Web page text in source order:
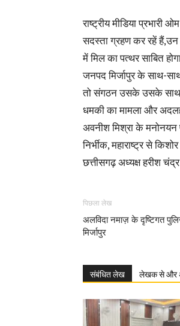
राष्ट्रीय मीडिया
सदस्ता ग्रहण कर रहें हैं,उन
में मिल का पत्थर साबित
जनपद मिर्जापुर के साथ-
तो संगठन उसके उसके साथ
धमकी का मामला और
अवनीश मिश्रा के मनोनयन
निर्भीक, महाराष्ट्र से
छत्तीसगढ़ अध्यक्ष हरीश
पिछला लेख
अलविदा नमाज़ के दृष्टिगत
मिर्जापुर
संबंधित लेख लेखक से और